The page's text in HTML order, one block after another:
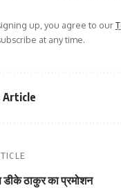
up, you agree to our
at any time.
Article
ठाकुर का प्रमोशन